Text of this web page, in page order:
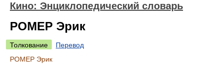
Кино: Энциклопедический словарь
РОМЕР Эрик
Толкование
Перевод
РОМЕР Эрик